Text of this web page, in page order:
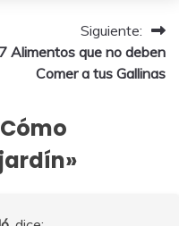
Siguiente:
7 Alimentos que no deben
Comer a tus Gallinas
Cómo
»